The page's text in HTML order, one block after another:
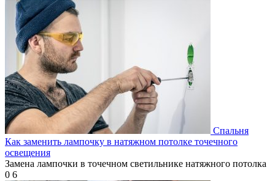
Спальня
Как заменить лампочку в натяжном потолке точечного
освещения
Замена лампочки в точечном светильнике натяжного потолка
0 6